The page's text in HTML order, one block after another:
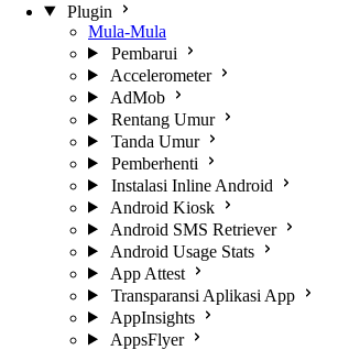
Plugin
Mula-Mula
Pembarui
Accelerometer
AdMob
Rentang Umur
Tanda Umur
Pemberhenti
Instalasi Inline Android
Android Kiosk
Android SMS Retriever
Android Usage Stats
App Attest
Transparansi Aplikasi App
AppInsights
AppsFlyer